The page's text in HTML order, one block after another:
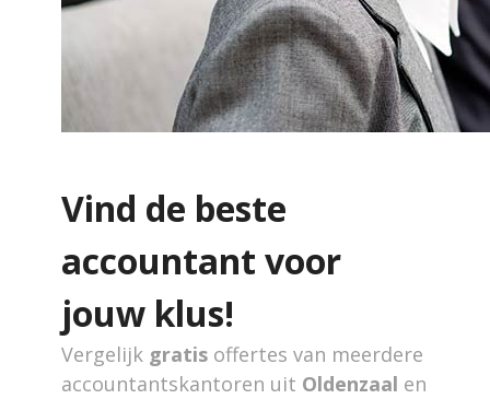
Vind de beste
accountant voor
jouw klus!
Vergelijk gratis offertes van meerdere
accountantskantoren uit Oldenzaal en